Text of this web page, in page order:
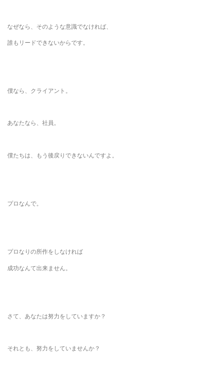
なぜなら、そのような意識でなければ、
誰もリードできないからです。
僕なら、クライアント。
あなたなら、社員。
僕たちは、もう後戻りできないんですよ。
プロなんで。
プロなりの所作をしなければ
成功なんて出来ません。
さて、あなたは努力をしていますか？
それとも、努力をしていませんか？